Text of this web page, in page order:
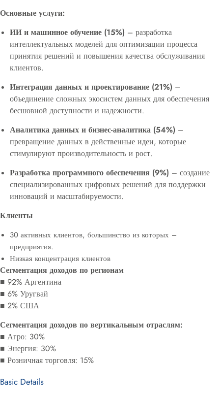
Основные услуги:
ИИ и машинное обучение (15%) – разработка
интеллектуальных моделей для оптимизации процесса
принятия решений и повышения качества обслуживания
клиентов.
Интеграция данных и проектирование (21%) –
объединение сложных экосистем данных для обеспечения
бесшовной доступности и надежности.
Аналитика данных и бизнес-аналитика (54%) –
превращение данных в действенные идеи, которые
стимулируют производительность и рост.
Разработка программного обеспечения (9%) – создание
специализированных цифровых решений для поддержки
инноваций и масштабируемости.
Клиенты
30 активных клиентов, большинство из которых –
предприятия.
Низкая концентрация клиентов
Сегментация доходов по регионам
■ 92% Аргентина
■ 6% Уругвай
■ 2% США
Сегментация доходов по вертикальным отраслям:
■ Агро: 30%
■ Энергия: 30%
■ Розничная торговля: 15%
Basic Details